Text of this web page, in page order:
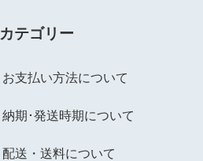
カテゴリー
お支払い方法について
納期･発送時期について
配送・送料について